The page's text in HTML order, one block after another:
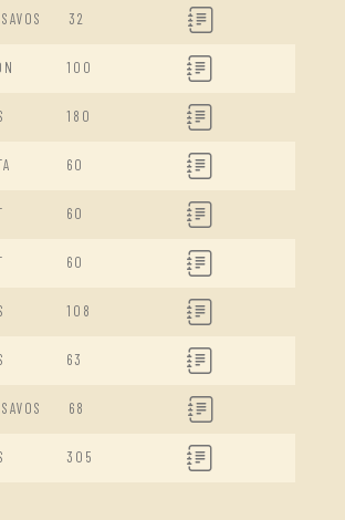
32
100
180
60
60
60
108
63
68
305